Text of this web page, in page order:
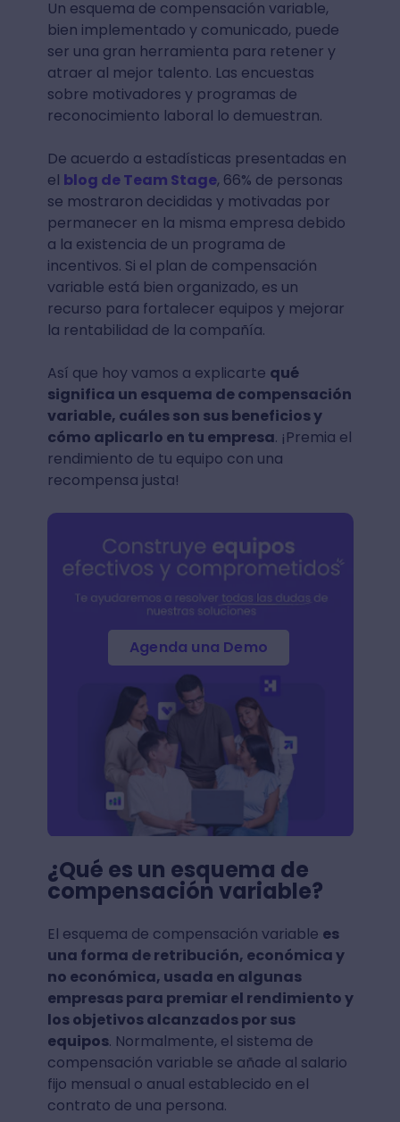
Un esquema de compensación variable,
bien implementado y comunicado, puede
ser una gran herramienta para retener y
atraer al mejor talento. Las encuestas
sobre motivadores y programas de
reconocimiento laboral lo demuestran.
De acuerdo a estadísticas presentadas en
el blog de Team Stage, 66% de personas
se mostraron decididas y motivadas por
permanecer en la misma empresa debido
a la existencia de un programa de
incentivos. Si el plan de compensación
variable está bien organizado, es un
recurso para fortalecer equipos y mejorar
la rentabilidad de la compañía.
Así que hoy vamos a explicarte qué
significa un esquema de compensación
variable, cuáles son sus beneficios y
cómo aplicarlo en tu empresa. ¡Premia el
rendimiento de tu equipo con una
recompensa justa!
Agenda una Demo
¿Qué es un esquema de
compensación variable?
El esquema de compensación variable es
una forma de retribución, económica y
no económica, usada en algunas
empresas para premiar el rendimiento y
los objetivos alcanzados por sus
equipos. Normalmente, el sistema de
compensación variable se añade al salario
fijo mensual o anual establecido en el
contrato de una persona.